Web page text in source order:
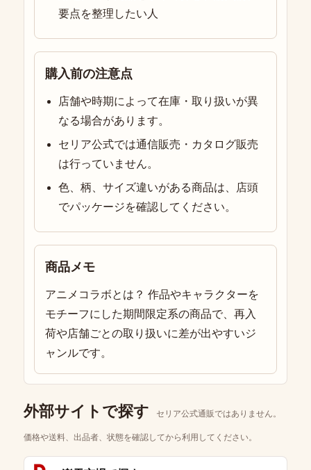
要点を整理したい人
購入前の注意点
店舗や時期によって在庫・取り扱いが異
なる場合があります。
セリア公式では通信販売・カタログ販売
は行っていません。
色、柄、サイズ違いがある商品は、店頭
でパッケージを確認してください。
商品メモ
アニメコラボとは？ 作品やキャラクターを
モチーフにした期間限定系の商品で、再入
荷や店舗ごとの取り扱いに差が出やすいジ
ャンルです。
外部サイトで探す セリア公式通販ではありません。
価格や送料、出品者、状態を確認してから利用してください。